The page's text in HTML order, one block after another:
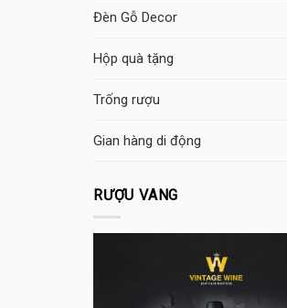
Đèn Gỗ Decor
Hộp quà tặng
Trống rượu
Gian hàng di động
RƯỢU VANG